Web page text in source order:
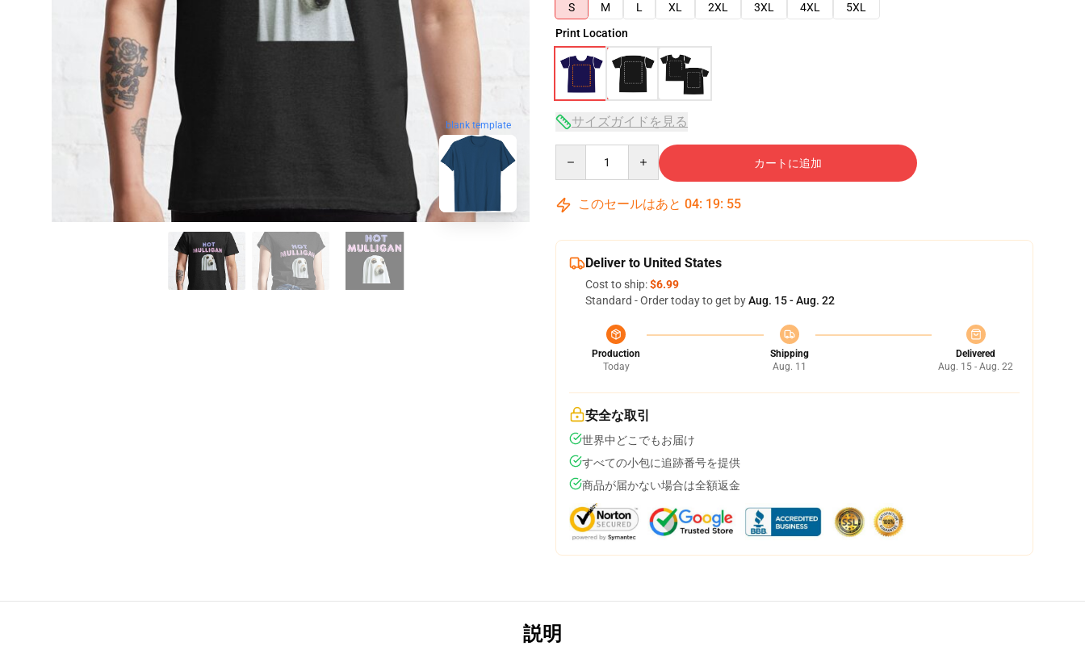
blank template
S
M L XL 2XL 3XL 4XL
5XL
Print Location
サイズガイドを見る
カートに追加
このセールはあと 04: 19: 54
Deliver to United States
Cost to ship:$6.99
Standard - Order today to get byAug. 15 - Aug. 22
Production
Today
Shipping
Aug. 11
Delivered
Aug. 15 - Aug. 22
安全な取引
世界中どこでもお届け
すべての小包に追跡番号を提供
商品が届かない場合は全額返金
説明